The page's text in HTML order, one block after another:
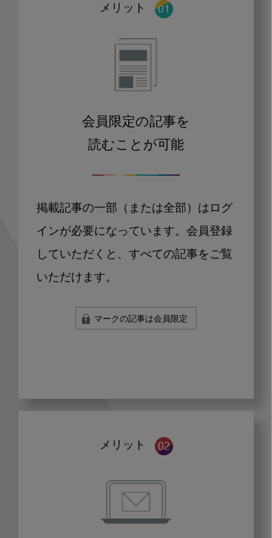
メリット
会員限定の記事を
読むことが可能
掲載記事の一部（または全部）はログ
インが必要になっています。会員登録
していただくと、すべての記事をご覧
いただけます。
マークの記事は会員限定
メリット